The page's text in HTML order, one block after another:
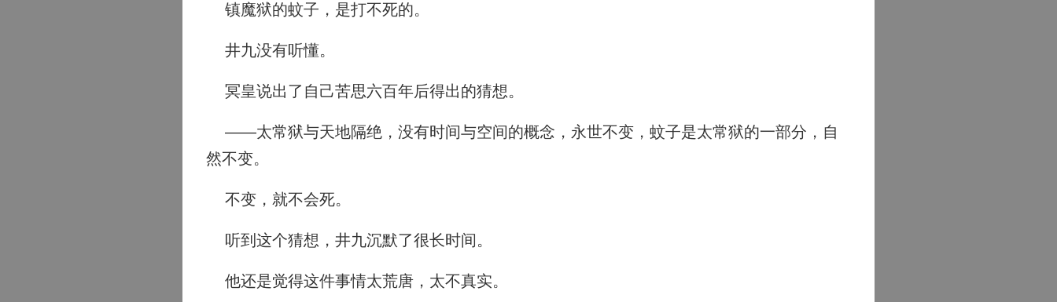
镇魔狱的蚊子，是打不死的。
井九没有听懂。
冥皇说出了自己苦思六百年后得出的猜想。
——太常狱与天地隔绝，没有时间与空间的概念，永世不变，蚊子是太常狱的一部分，自
然不变。
不变，就不会死。
听到这个猜想，井九沉默了很长时间。
他还是觉得这件事情太荒唐，太不真实。